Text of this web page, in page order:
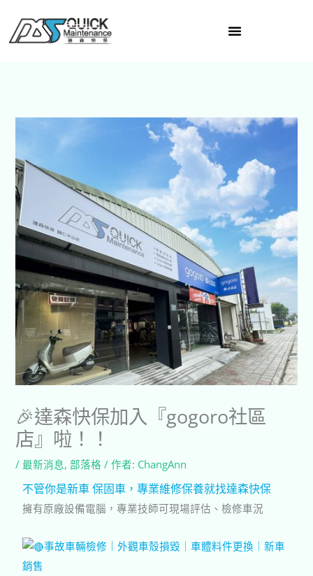
主
🎉達森快保加入『gogoro社區
店』啦！！
/最新消息,部落格 / 作者: ChangAnn
不管你是新車 保固車，專業維修保養就找達森快保
擁有原廠設備電腦，專業技師可現場評估、檢修車況
事故車輛檢修｜外觀車殼損毀｜車體料件更換｜新車
銷售